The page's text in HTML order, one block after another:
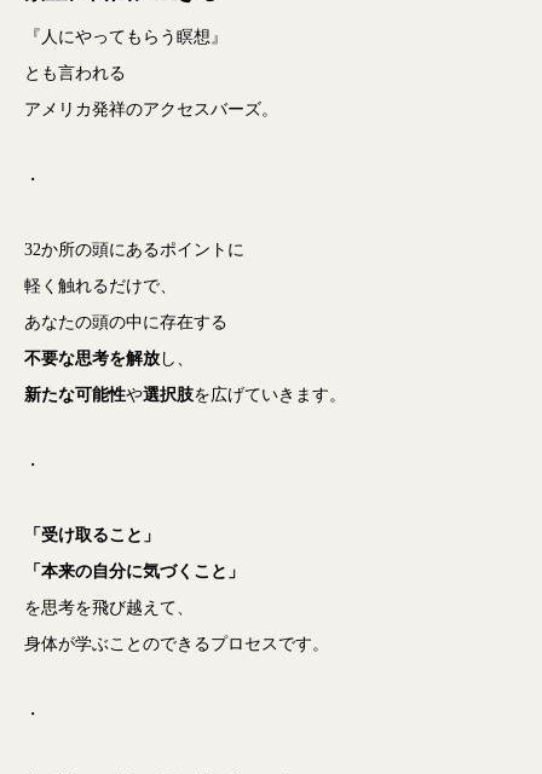
『人にやってもらう瞑想』
とも言われる
アメリカ発祥のアクセスバーズ。
・
32か所の頭にあるポイントに
軽く触れるだけで、
あなたの頭の中に存在する
不要な思考を解放 し、
新たな可能性や選択肢を広げていきます。
・
「受け取ること」
「本来の自分に気づくこと」
を思考を飛び越えて、
身体が学ぶことのできるプロセスです。
・